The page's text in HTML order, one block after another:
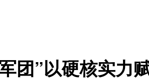
团”以硬核实力